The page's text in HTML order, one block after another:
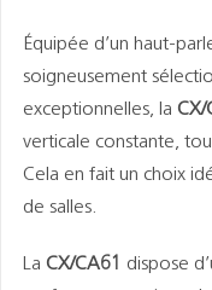
Équipée d’un haut-
soigneusement
exceptionnelles, la CX/
verticale constante,
Cela en fait un choix
de salles.
La CX/CA61 dispose